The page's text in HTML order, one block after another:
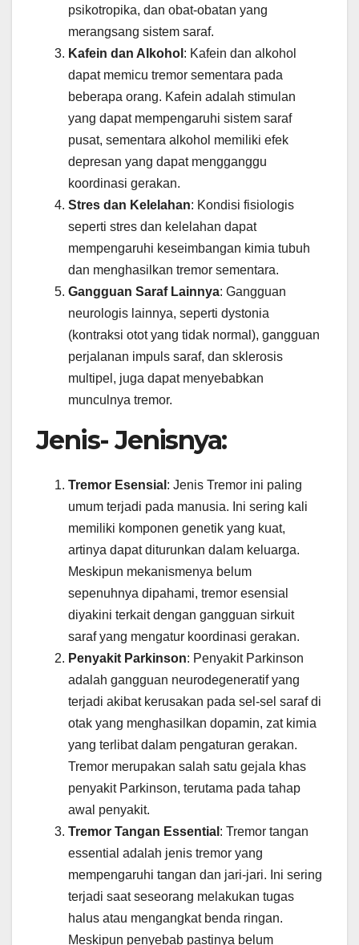
psikotropika, dan obat-obatan yang
merangsang sistem saraf.
Kafein dan Alkohol : Kafein dan alkohol
dapat memicu tremor sementara pada
beberapa orang. Kafein adalah stimulan
yang dapat mempengaruhi sistem saraf
pusat, sementara alkohol memiliki efek
depresan yang dapat mengganggu
koordinasi gerakan.
Stres dan Kelelahan: Kondisi fisiologis
seperti stres dan kelelahan dapat
mempengaruhi keseimbangan kimia tubuh
dan menghasilkan tremor sementara.
Gangguan Saraf Lainnya: Gangguan
neurologis lainnya, seperti dystonia
(kontraksi otot yang tidak normal), gangguan
perjalanan impuls saraf, dan sklerosis
multipel, juga dapat menyebabkan
munculnya tremor.
Jenis- Jenisnya:
Tremor Esensial : Jenis Tremor ini paling
umum terjadi pada manusia. Ini sering kali
memiliki komponen genetik yang kuat,
artinya dapat diturunkan dalam keluarga.
Meskipun mekanismenya belum
sepenuhnya dipahami, tremor esensial
diyakini terkait dengan gangguan sirkuit
saraf yang mengatur koordinasi gerakan.
Penyakit Parkinson: Penyakit Parkinson
adalah gangguan neurodegeneratif yang
terjadi akibat kerusakan pada sel-sel saraf di
otak yang menghasilkan dopamin, zat kimia
yang terlibat dalam pengaturan gerakan.
Tremor merupakan salah satu gejala khas
penyakit Parkinson, terutama pada tahap
awal penyakit.
Tremor Tangan Essential : Tremor tangan
essential adalah jenis tremor yang
mempengaruhi tangan dan jari-jari. Ini sering
terjadi saat seseorang melakukan tugas
halus atau mengangkat benda ringan.
Meskipun penyebab pastinya belum